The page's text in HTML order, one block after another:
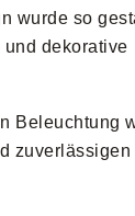
wurde so
dekorative
Beleuchtung
zuverlässigen